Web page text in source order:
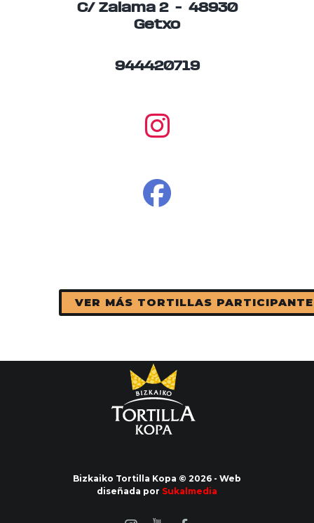
C/ Zalama 2 – 48930
Getxo
944420719
VER MÁS TORTILLAS
Bizkaiko Tortilla Kopa © 2026 - Web
diseñada por Sukalmedia